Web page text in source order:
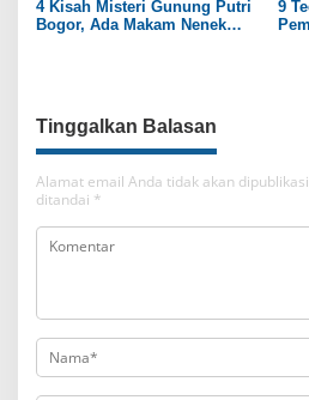
4 Kisah Misteri Gunung Putri
Bogor, Ada Makam Nenek
9
Tinggalkan Balasan
Alamat email Anda tidak akan
ditandai *